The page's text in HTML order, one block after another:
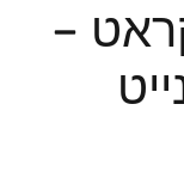
זהב 18 קראט –